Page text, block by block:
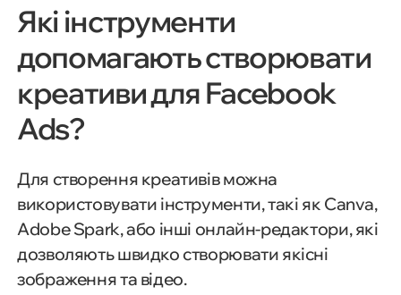
Які інструменти
допомагають створювати
креативи для Facebook
Ads?
Для створення креативів можна
використовувати інструменти, такі як Canva,
Adobe Spark, або інші онлайн-редактори, які
дозволяють швидко створювати якісні
зображення та відео.